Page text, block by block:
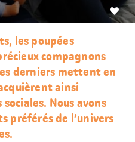
les poupées
compagnons
derniers mettent en
ainsi
Nous avons
préférés de l’univers